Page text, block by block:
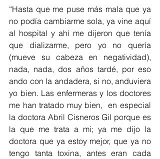
“Hasta que me puse más mala que ya
no podía cambiarme sola, ya vine aquí
al hospital y ahí me dijeron que tenía
que dializarme, pero yo no quería
(mueve su cabeza en negatividad),
nada, nada, dos años tardé, por eso
ando con la andadera, si no, anduviera
yo bien. Las enfermeras y los doctores
me han tratado muy bien,  en especial
la doctora Abril Cisneros Gil porque es
la que me trata a mi; ya me dijo la
doctora que ya estoy mejor, que ya no
tengo tanta toxina, antes eran cada